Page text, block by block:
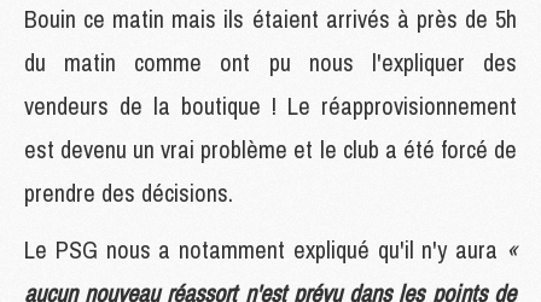
Bouin ce matin mais ils étaient arrivés à près de 5h
du matin comme ont pu nous l'expliquer des
vendeurs de la boutique ! Le réapprovisionnement
est devenu un vrai problème et le club a été forcé de
prendre des décisions.
Le PSG nous a notamment expliqué qu'il n'y aura «
aucun nouveau réassort n'est prévu dans les points de